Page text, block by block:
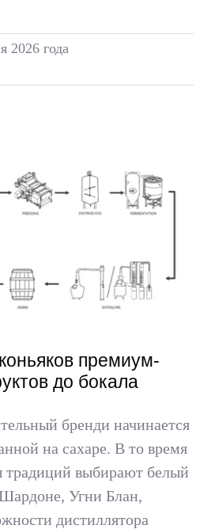
2026 года
премиум-
до бокала
бренди начинается
на сахаре. В то время
традиций выбирают белый
Угни Блан,
дистиллятора